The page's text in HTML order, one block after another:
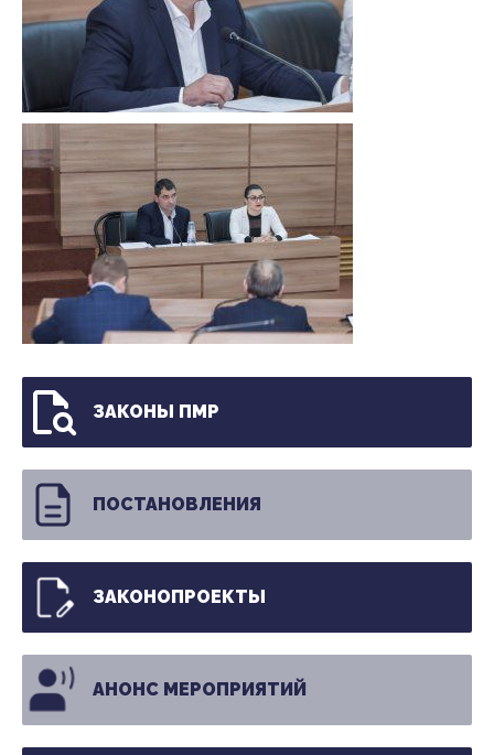
ЗАКОНЫ ПМР
ПОСТАНОВЛЕНИЯ
ЗАКОНОПРОЕКТЫ
АНОНС МЕРОПРИЯТИЙ